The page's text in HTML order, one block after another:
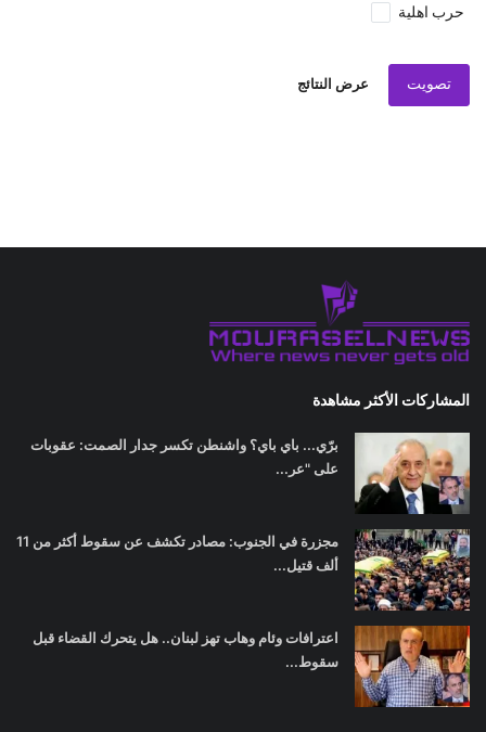
حرب اهلية
تصويت عرض النتائج
المشاركات الأكثر مشاهدة
برّي... باي باي؟ واشنطن تكسر جدار الصمت: عقوبات
على "عر...
مجزرة في الجنوب: مصادر تكشف عن سقوط أكثر من 11
ألف قتيل...
اعترافات وئام وهاب تهز لبنان.. هل يتحرك القضاء قبل
سقوط...